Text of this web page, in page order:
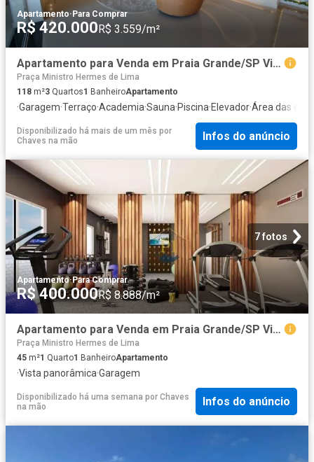
Apartamento· Para Comprar
R$ 420.000 R$ 3.559/m²
Apartamento para Venda em Praia Grande/SP Vila Caiçara 3 Quartos
Praça Ministro Hermes de Lima
118 m²3 Quartos1 BanheiroApartamento
·Garagem·Terraço·Academia·Sauna·Piscina·Elevador·Área das
Disponibilizado há mais de um mês por
Chaves na mão
Infos do anúncio
7 fotos
Apartamento·Para Comprar
R$ 400.000R$ 8.888/m²
Apartamento para Venda em Praia Grande/SP Vilamar 1 Quartos
Praça Ministro Hermes de Lima
45 m²1 Quarto1 BanheiroApartamento
·Vista panorâmica·Garagem
Disponibilizado há uma semana por Chaves
na mão
Infos do anúncio